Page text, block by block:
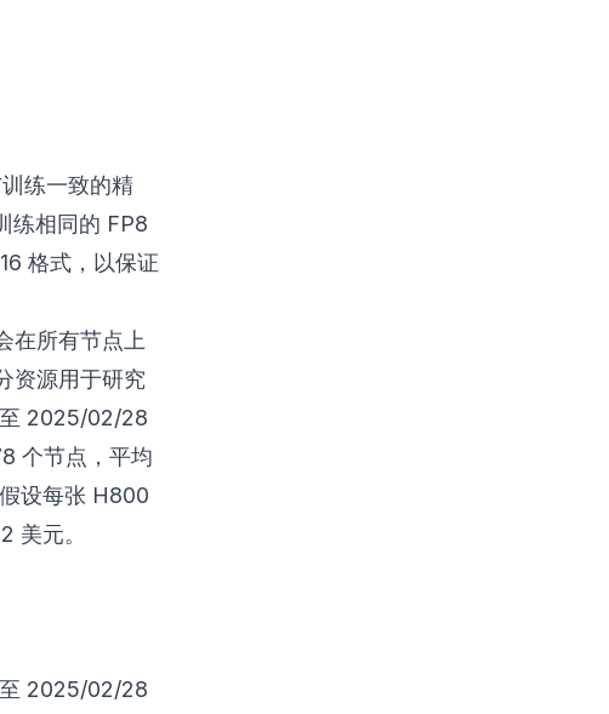
练一致的精
练相同的 FP8
格式，以保证
在所有节点上
资源用于研究
2025/02/28
个节点，平均
设每张 H800
美元。
2025/02/28